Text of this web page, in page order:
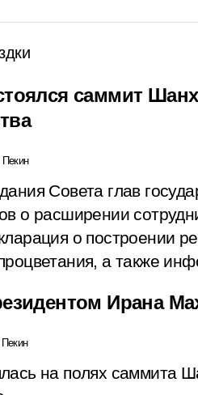
саммит
Пекин
Совета глав
о расширении
о построении
а также
Ирана
Пекин
на полях саммита